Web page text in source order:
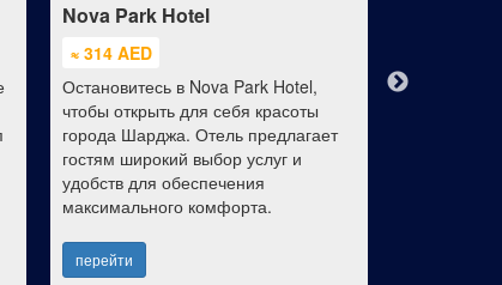
Nova Park Hotel
≈ 314 AED
Остановитесь в Nova Park Hotel,
чтобы открыть для себя красоты
города Шарджа. Отель предлагает
гостям широкий выбор услуг и
удобств для обеспечения
максимального комфорта.
перейти
Отель Ibis